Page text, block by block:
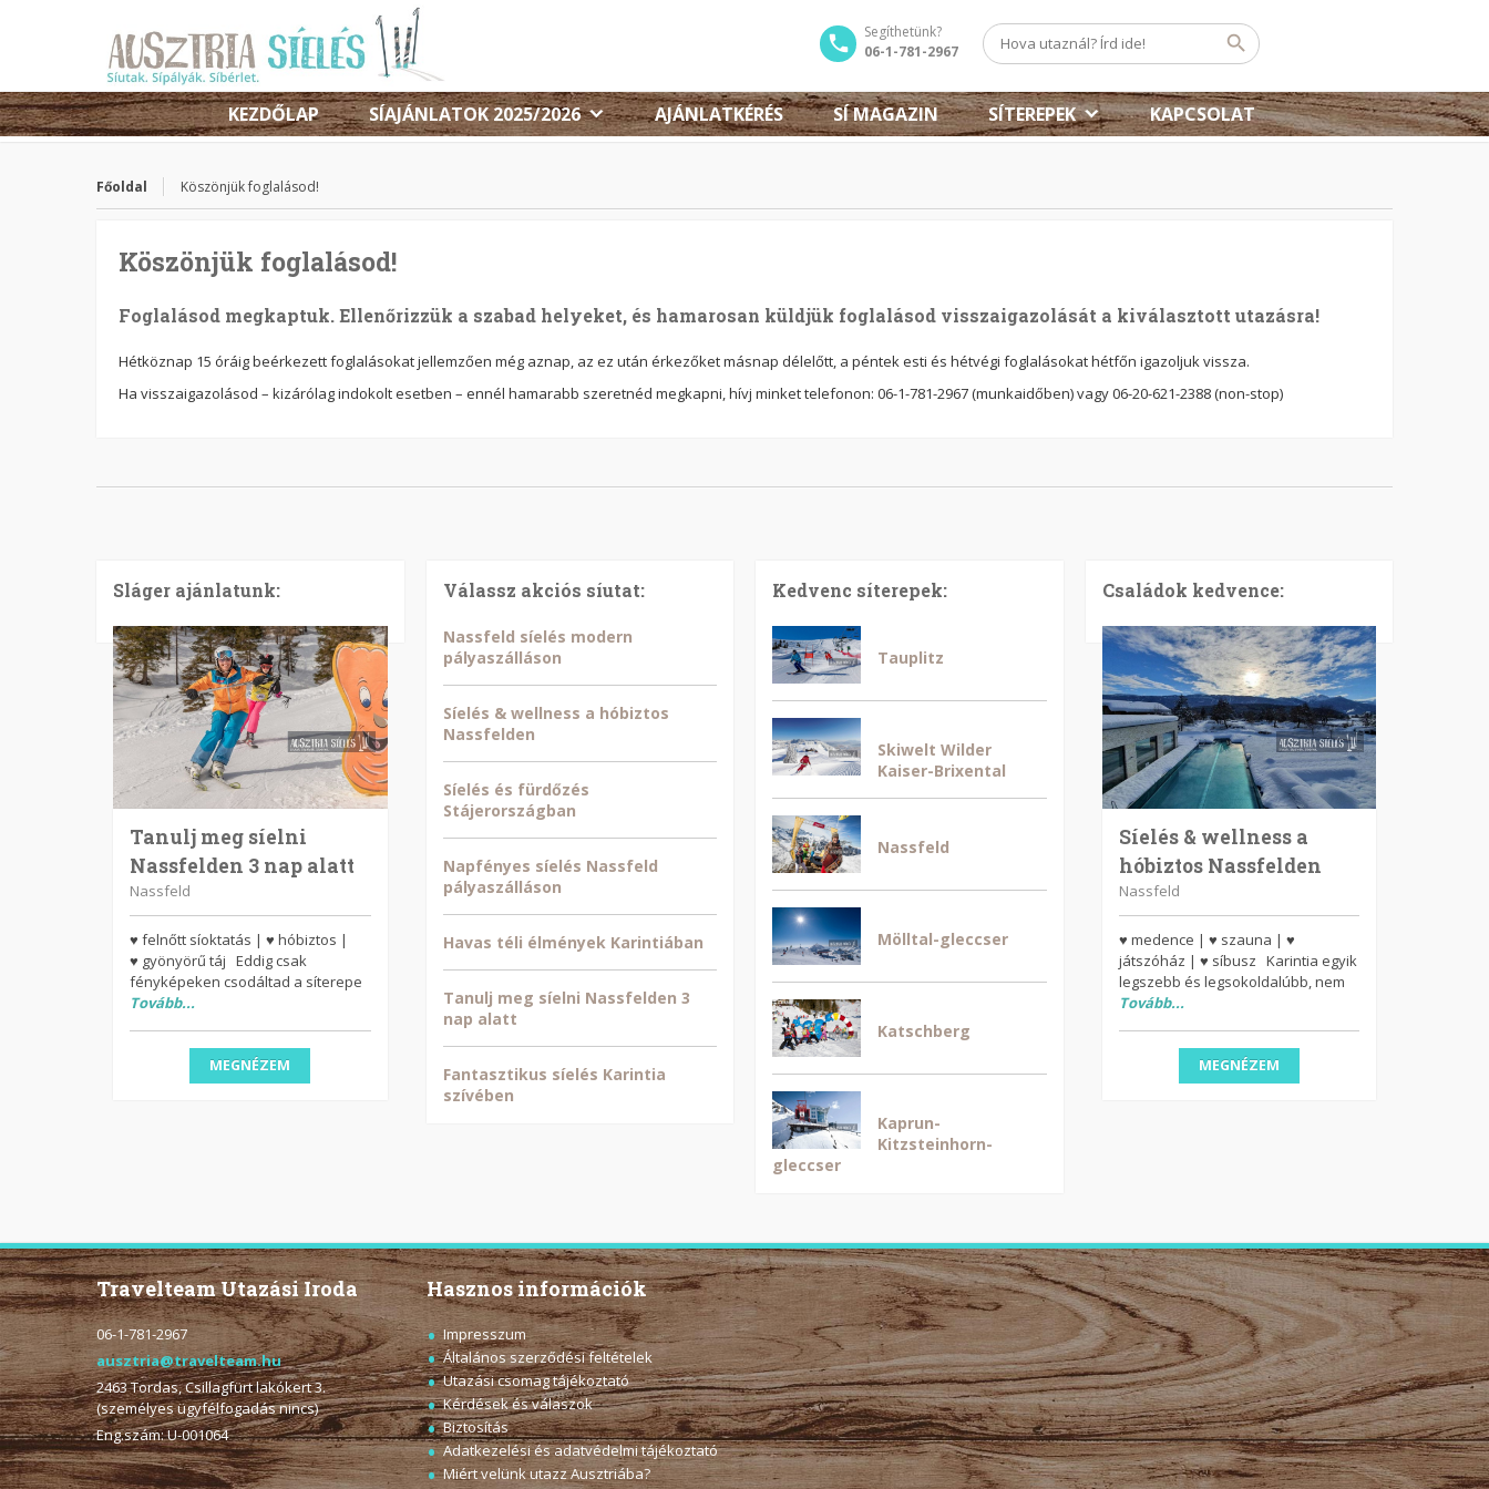
Segíthetünk?
06-1-781-2967
KEZDŐLAP SÍAJÁNLATOK 2025/2026 AJÁNLATKÉRÉS SÍ MAGAZIN SÍTEREPEK KAPCSOLAT
Főoldal Köszönjük foglalásod!
Köszönjük foglalásod!
Foglalásod megkaptuk. Ellenőrizzük a szabad helyeket, és hamarosan küldjük foglalásod visszaigazolását a kiválasztott utazásra!
Hétköznap 15 óráig beérkezett foglalásokat jellemzően még aznap, az ez után érkezőket másnap délelőtt, a péntek esti és hétvégi foglalásokat hétfőn igazoljuk vissza.
Ha visszaigazolásod – kizárólag indokolt esetben – ennél hamarabb szeretnéd megkapni, hívj minket telefonon: 06-1-781-2967 (munkaidőben) vagy 06-20-621-2388 (non-stop)
Sláger ajánlatunk:
Tanulj meg síelni
Nassfelden 3 nap alatt
Nassfeld
♥ felnőtt síoktatás | ♥ hóbiztos |
♥ gyönyörű táj Eddig csak
fényképeken csodáltad a síterepe
Tovább...
MEGNÉZEM
Válassz akciós síutat:
Nassfeld síelés modern
pályaszálláson
Síelés & wellness a hóbiztos
Nassfelden
Síelés és fürdőzés
Stájerországban
Napfényes síelés Nassfeld
pályaszálláson
Havas téli élmények Karintiában
Tanulj meg síelni Nassfelden 3
nap alatt
Fantasztikus síelés Karintia
szívében
Kedvenc síterepek:
Tauplitz
Skiwelt Wilder
Kaiser-Brixental
Nassfeld
Mölltal-gleccser
Katschberg
Kaprun-
Kitzsteinhorn-
gleccser
Családok kedvence:
Síelés & wellness a
hóbiztos Nassfelden
Nassfeld
♥ medence | ♥ szauna | ♥
játszóház | ♥ síbusz Karintia egyik
legszebb és legsokoldalúbb, nem
Tovább...
MEGNÉZEM
Travelteam Utazási Iroda
06-1-781-2967
ausztria@travelteam.hu
2463 Tordas, Csillagfürt lakókert 3.
(személyes ügyfélfogadás nincs)
Eng.szám: U-001064
Hasznos információk
Impresszum
Általános szerződési feltételek
Utazási csomag tájékoztató
Kérdések és válaszok
Biztosítás
Adatkezelési és adatvédelmi tájékoztató
Miért velünk utazz Ausztriába?